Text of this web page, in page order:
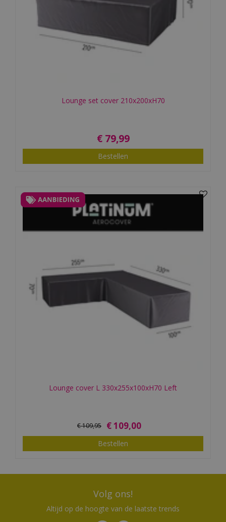
Lounge set cover 210x200xH70
€ 79,99
Bestellen
Lounge cover L 330x255x100xH70 Left
€109,95 €109,00
Bestellen
Volg ons!
Altijd op de hoogte van de laatste trends